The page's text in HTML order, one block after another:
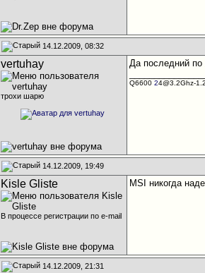
14.12.2009, 08:32
vertuhay
трохи шарю
Да последний по
Q660024@3.2Ghz-
14.12.2009, 19:49
Kisle Gliste
В процессе регистрации по e-mail
MSI никогда
14.12.2009, 21:31